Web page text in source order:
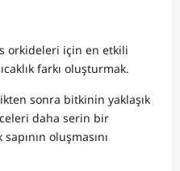
orkideleri için en etkili
farkı oluşturmak.
sonra bitkinin yaklaşık
daha serin bir
oluşmasını